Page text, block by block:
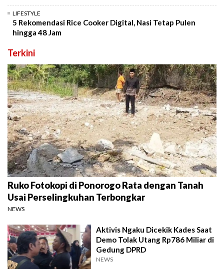
LIFESTYLE
5 Rekomendasi Rice Cooker Digital, Nasi Tetap Pulen
hingga 48 Jam
Terkini
Ruko Fotokopi di Ponorogo Rata dengan Tanah
Usai Perselingkuhan Terbongkar
NEWS
Aktivis Ngaku Dicekik Kades Saat
Demo Tolak Utang Rp786 Miliar di
Gedung DPRD
NEWS